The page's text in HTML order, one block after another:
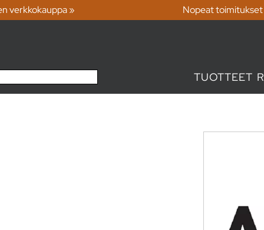
verkkokauppa » Nopeat
TUOTTEET